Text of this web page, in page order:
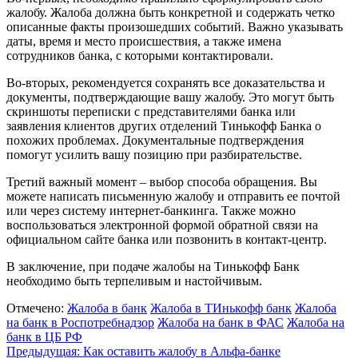
жалобу. Жалоба должна быть конкретной и содержать четко
описанные факты произошедших событий. Важно указывать
даты, время и место происшествия, а также имена
сотрудников банка, с которыми контактировали.
Во-вторых, рекомендуется сохранять все доказательства и
документы, подтверждающие вашу жалобу. Это могут быть
скриншоты переписки с представителями банка или
заявления клиентов других отделений Тинькофф Банка о
похожих проблемах. Документальные подтверждения
помогут усилить вашу позицию при разбирательстве.
Третий важный момент – выбор способа обращения. Вы
можете написать письменную жалобу и отправить ее почтой
или через систему интернет-банкинга. Также можно
воспользоваться электронной формой обратной связи на
официальном сайте банка или позвонить в контакт-центр.
В заключение, при подаче жалобы на Тинькофф Банк
необходимо быть терпеливым и настойчивым.
Отмечено: Жалоба в банк Жалоба в ТИнькофф банк Жалоба
на банк в Роспотребнадзор Жалоба на банк в ФАС Жалоба на
банк в ЦБ РФ
Предыдущая: Как оставить жалобу в Альфа-банке